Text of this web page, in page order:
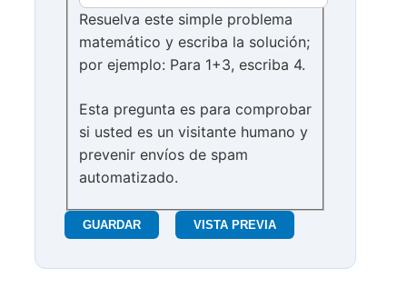
Resuelva este simple problema
matemático y escriba la solución;
por ejemplo: Para 1+3, escriba 4.
Esta pregunta es para comprobar
si usted es un visitante humano y
prevenir envíos de spam
automatizado.